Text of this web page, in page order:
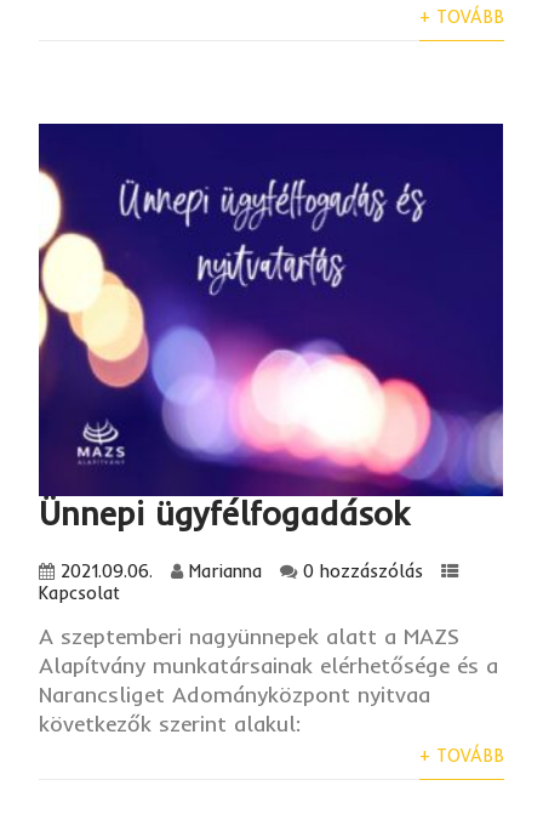
+ TOVÁBB
Ünnepi ügyfélfogadások
2021.09.06. Marianna
0 hozzászólás
Kapcsolat
A szeptemberi nagyünnepek alatt a MAZS
Alapítvány munkatársainak elérhetősége és a
Narancsliget Adományközpont nyitvaa
következők szerint alakul:
+ TOVÁBB